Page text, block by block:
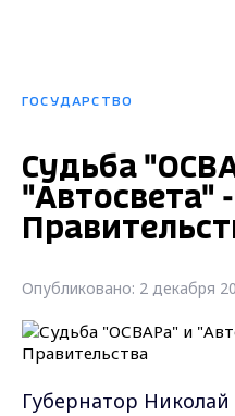
ГОСУДАРСТВО
Судьба
"Автосвета"
Опубликовано: 2 декабря
Губернатор